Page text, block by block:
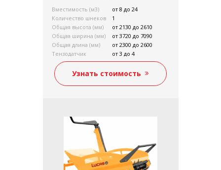
Вместимость (м3)
от 8 до 24
Количество шнеков
1
Общая высота (мм)
от 2130 до 2610
Общая ширина (мм)
от 3720 до 7090
Общая длина (мм)
от 2300 до 2600
Тензодатчик
от 3 до 4
Требуемая
мощность (кВт)
от 22-30 до 45-55
Вес без нагрузки (кг) от 2610 до 6425
Узнать стоимость